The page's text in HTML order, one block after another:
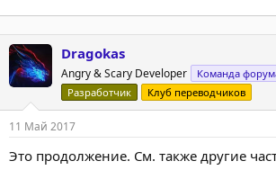
Dragokas
Angry & Scary Developer Команда
Разработчик
Клуб переводчиков
11 Май 2017
Это продолжение. См. также другие